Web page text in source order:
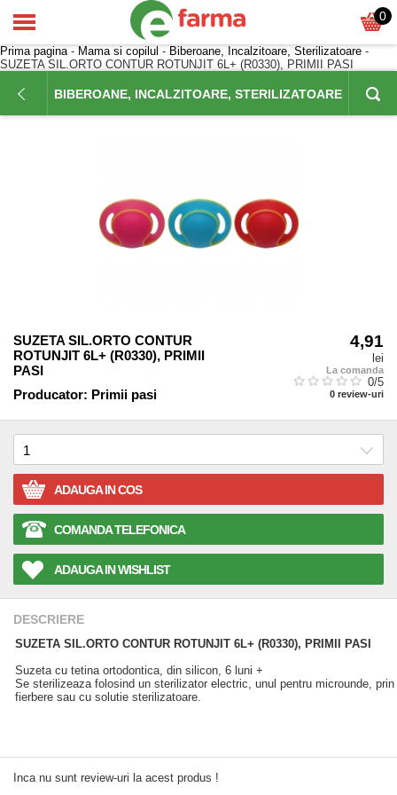
0
Prima pagina- Mama si copilul - Biberoane, Incalzitoare, Sterilizatoare -
SUZETA SIL.ORTO CONTUR ROTUNJIT 6L+ (R0330), PRIMII PASI
BIBEROANE, INCALZITOARE, STERILIZATOARE
SUZETA SIL.ORTO CONTUR
ROTUNJIT 6L+ (R0330), PRIMII
PASI
Producator: Primii pasi
4,91
lei
La comanda
0/5
0 review-uri
ADAUGA IN COS
COMANDA TELEFONICA
ADAUGA IN WISHLIST
DESCRIERE
SUZETA SIL.ORTO CONTUR ROTUNJIT 6L+ (R0330), PRIMII PASI
Suzeta cu tetina ortodontica, din silicon, 6 luni +
Se sterilizeaza folosind un sterilizator electric, unul pentru microunde, prin
fierbere sau cu solutie sterilizatoare.
Inca nu sunt review-uri la acest produs !